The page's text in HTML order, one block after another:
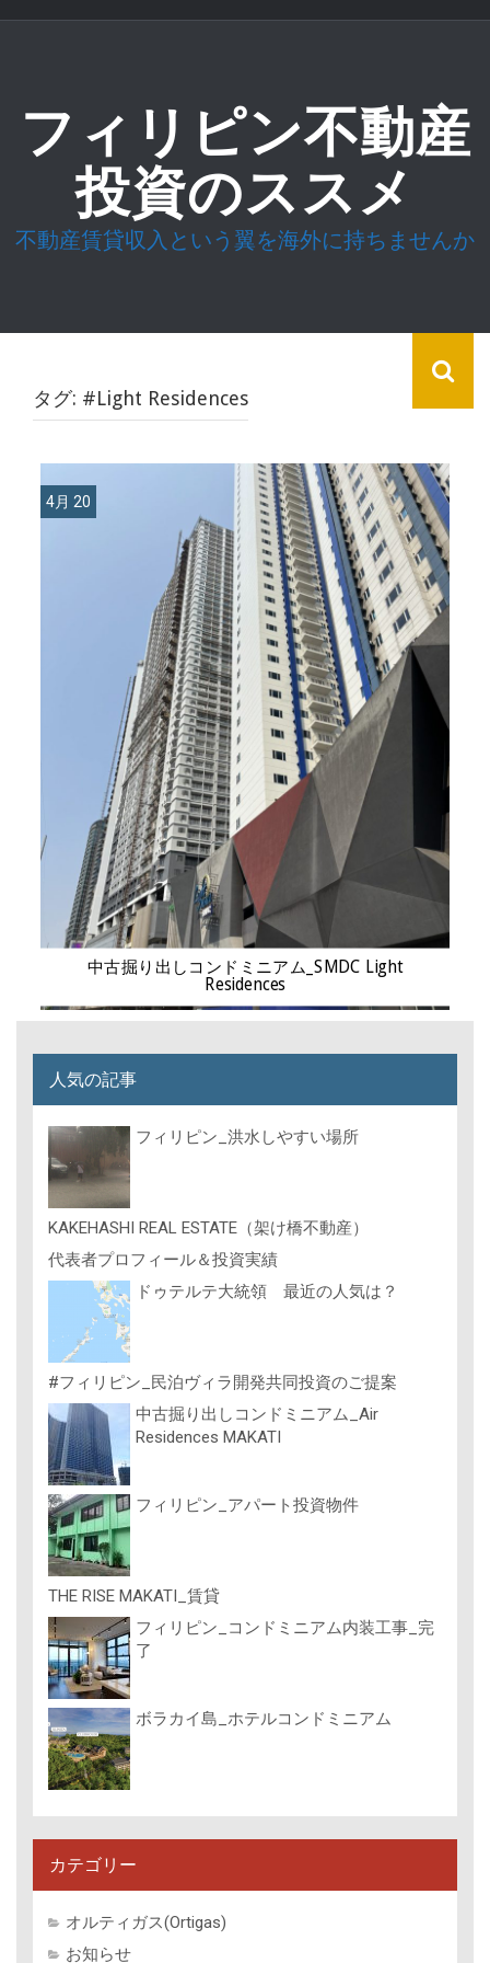
フィリピン不動産
投資のススメ
不動産賃貸収入という翼を海外に持ちませんか
タグ: #Light Residences
4月 20
中古掘り出しコンドミニアム_SMDC Light
Residences
人気の記事
フィリピン_洪水しやすい場所
KAKEHASHI REAL ESTATE（架け橋不動産）
代表者プロフィール＆投資実績
ドゥテルテ大統領 最近の人気は？
#フィリピン_民泊ヴィラ開発共同投資のご提案
中古掘り出しコンドミニアム_Air
Residences MAKATI
フィリピン_アパート投資物件
THE RISE MAKATI_賃貸
フィリピン_コンドミニアム内装工事_完
了
ボラカイ島_ホテルコンドミニアム
カテゴリー
オルティガス(Ortigas)
お知らせ